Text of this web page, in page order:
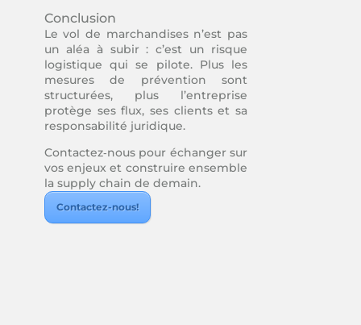
Conclusion
Le vol de marchandises n’est pas
un aléa à subir : c’est un risque
logistique qui se pilote. Plus les
mesures de prévention sont
structurées, plus l’entreprise
protège ses flux, ses clients et sa
responsabilité juridique.
Contactez‑nous pour échanger sur
vos enjeux et construire ensemble
la supply chain de demain.
Contactez-nous!